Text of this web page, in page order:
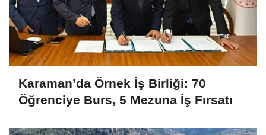
Karaman’da Örnek İş Birliği: 70
Öğrenciye Burs, 5 Mezuna İş Fırsatı